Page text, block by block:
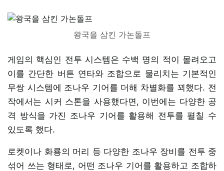
왕국을 삼킨 가논돌프
게임의 핵심인 전투 시스템은 수백 명의 적이 몰려오고
이를 간단한 버튼 연타와 조합으로 물리치는 기본적인
무쌍 시스템에 조나우 기어를 더해 차별화를 꾀했다. 전
작에서는 시커 스톤을 사용했다면, 이번에는 다양한 공
격 방식을 가진 조나우 기어를 활용해 전투를 펼칠 수
있도록 했다.
로켓이나 화룡의 머리 등 다양한 조나우 장비를 전투 중
섞어 쓰는 형태로, 어떤 조나우 기어를 활용하고 조합하